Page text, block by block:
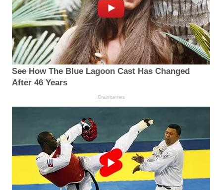
See How The Blue Lagoon Cast Has Changed
After 46 Years
Brainberries